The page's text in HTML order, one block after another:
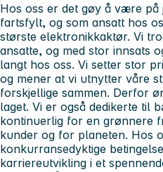
Hos oss er det gøy å være
fartsfylt, og som ansatt hos
største elektronikkaktør. Vi
ansatte, og med stor innsats
langt hos oss. Vi setter stor
og mener at vi utnytter våre
forskjellige sammen. Derfor
laget. Vi er også dedikerte til
kontinuerlig for en grønnere
kunder og for planeten. Hos
konkurransedyktige
karriereutvikling i et